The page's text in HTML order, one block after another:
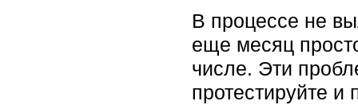
В процессе не
еще месяц
числе. Эти
протестируйте и